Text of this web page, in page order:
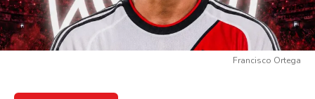
Francisco Ortega